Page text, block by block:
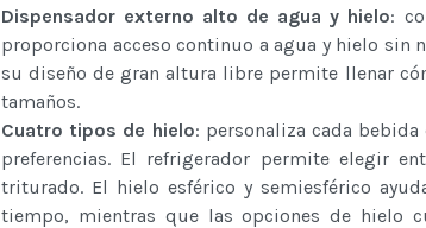
Dispensador externo alto de agua y hielo:
proporciona acceso continuo a agua y hielo sin
su diseño de gran altura libre permite llenar
tamaños.
Cuatro tipos de hielo: personaliza cada
preferencias. El refrigerador permite elegir
triturado. El hielo esférico y semiesférico
tiempo, mientras que las opciones de hielo